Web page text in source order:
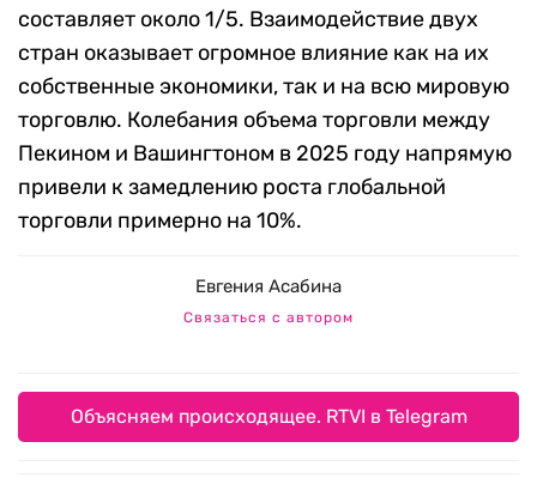
составляет около 1/5. Взаимодействие двух
стран оказывает огромное влияние как на их
собственные экономики, так и на всю мировую
торговлю. Колебания объема торговли между
Пекином и Вашингтоном в 2025 году напрямую
привели к замедлению роста глобальной
торговли примерно на 10%.
Евгения Асабина
Связаться с автором
Объясняем происходящее. RTVI в Telegram